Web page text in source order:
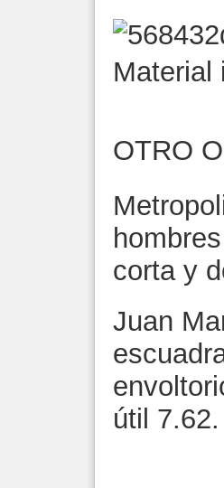
Material
OTRO
corta y
Juan
útil 7.62.